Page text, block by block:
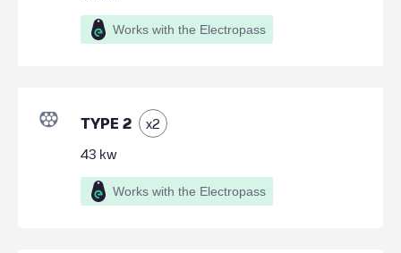
Works with the Electropass
TYPE 2 x2
43 kw
Works with the Electropass